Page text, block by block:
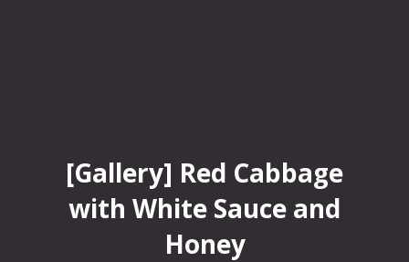
[Gallery] Red Cabbage
with White Sauce and
Honey